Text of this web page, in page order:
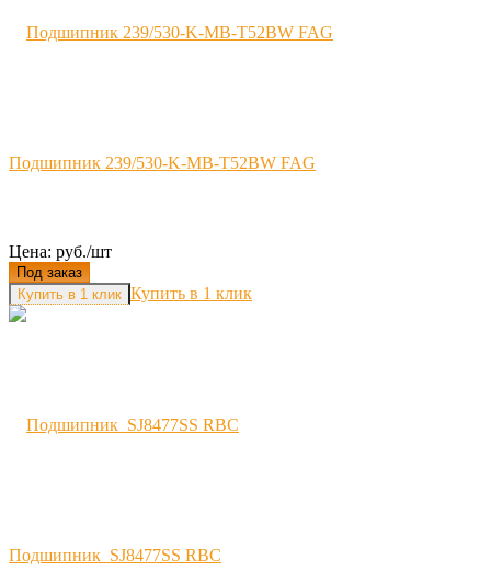
Подшипник 239/530-K-MB-T52BW FAG
Цена: руб./шт
Под заказ
Купить в 1 клик
Подшипник SJ8477SS RBC